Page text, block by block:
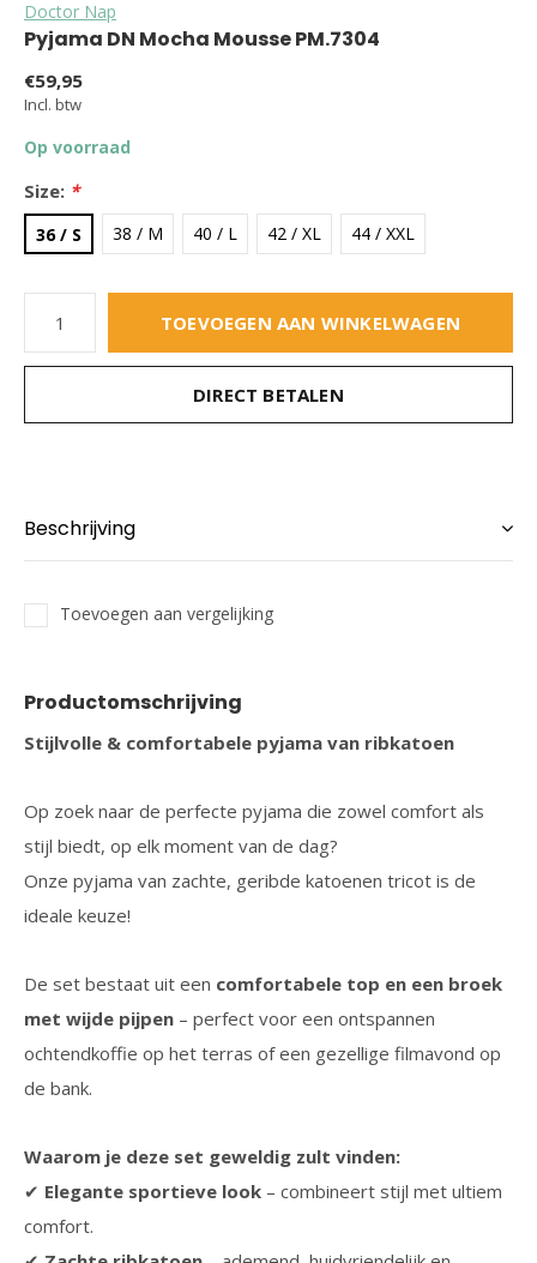
Doctor Nap
Pyjama DN Mocha Mousse PM.7304
€59,95
Incl. btw
Op voorraad
Size: *
36 / S 38 / M 40 / L 42 / XL 44 / XXL
TOEVOEGEN AAN WINKELWAGEN
DIRECT BETALEN
Beschrijving
Toevoegen aan vergelijking
Productomschrijving
Stijlvolle & comfortabele pyjama van ribkatoen
Op zoek naar de perfecte pyjama die zowel comfort als
stijl biedt, op elk moment van de dag?
Onze pyjama van zachte, geribde katoenen tricot is de
ideale keuze!
De set bestaat uit een comfortabele top en een broek
met wijde pijpen – perfect voor een ontspannen
ochtendkoffie op het terras of een gezellige filmavond op
de bank.
Waarom je deze set geweldig zult vinden:
✔ Elegante sportieve look – combineert stijl met ultiem
comfort.